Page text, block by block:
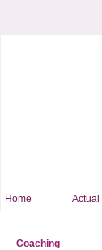
Home Actual
Coaching